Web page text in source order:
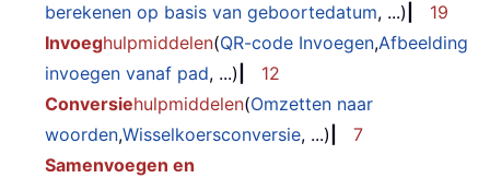
berekenen op basis van geboortedatum, ...)
19
Invoeghulpmiddelen(QR-code Invoegen,Afbeelding
invoegen vanaf pad, ...)
12
Conversiehulpmiddelen(Omzetten naar
woorden,Wisselkoersconversie, ...)
7
Samenvoegen en